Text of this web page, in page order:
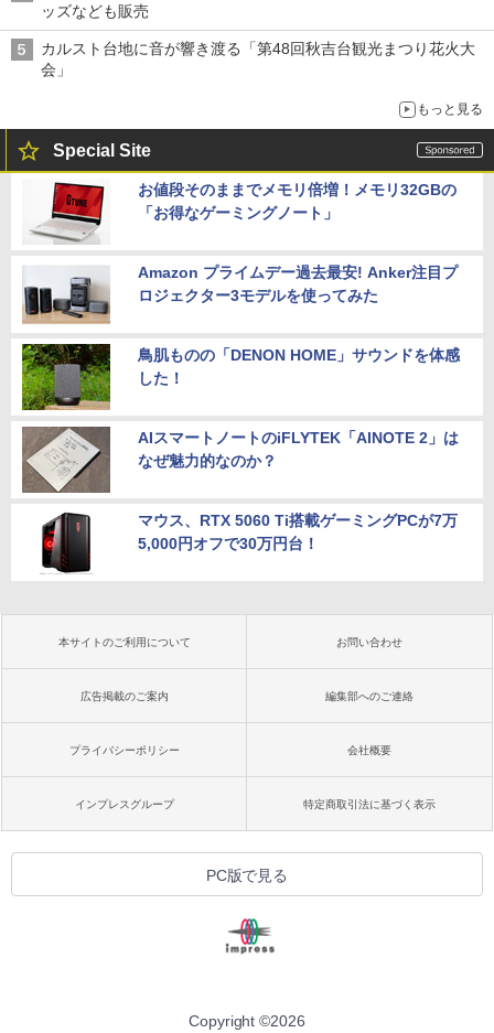
ッズなども販売
カルスト台地に音が響き渡る「第48回秋吉台観光まつり花火大
会」
もっと見る
Special Site
お値段そのままでメモリ倍増！メモリ32GBの
「お得なゲーミングノート」
Amazon プライムデー過去最安! Anker注目プ
ロジェクター3モデルを使ってみた
鳥肌ものの「DENON HOME」サウンドを体感
した！
AIスマートノートのiFLYTEK「AINOTE 2」は
なぜ魅力的なのか？
マウス、RTX 5060 Ti搭載ゲーミングPCが7万
5,000円オフで30万円台！
本サイトのご利用について お問い合わせ
広告掲載のご案内 編集部へのご連絡
プライバシーポリシー 会社概要
インプレスグループ 特定商取引法に基づく表示
PC版で見る
Copyright ©2026